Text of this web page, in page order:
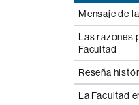
Mensaje de
Las razones
Facultad
Reseña
La Facultad